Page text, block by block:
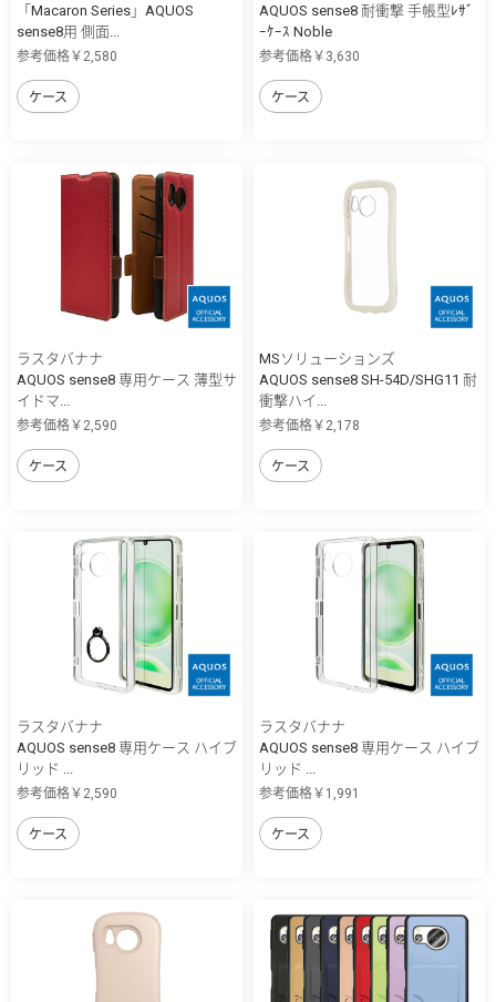
「Macaron Series」AQUOS
sense8用 側面...
参考価格￥2,580
ケース
AQUOS sense8 耐衝撃 手帳型ﾚｻﾞ
ｰｹｰｽ Noble
参考価格￥3,630
ケース
ラスタバナナ
AQUOS sense8 専用ケース 薄型サ
イドマ...
参考価格￥2,590
ケース
MSソリューションズ
AQUOS sense8 SH-54D/SHG11 耐
衝撃ハイ...
参考価格￥2,178
ケース
ラスタバナナ
AQUOS sense8 専用ケース ハイブ
リッド ...
参考価格￥2,590
ケース
ラスタバナナ
AQUOS sense8 専用ケース ハイブ
リッド ...
参考価格￥1,991
ケース